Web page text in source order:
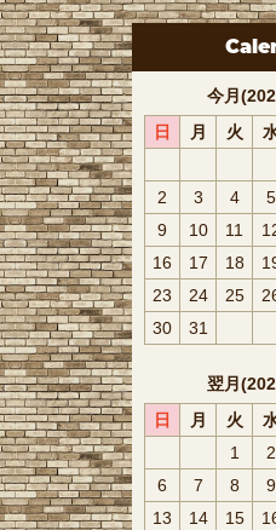
今月
日
月 火
2
3 4 5
9
10 11
16
17 18
23
24 25
30
31
翌月
日
月 火
1
2
6
7 8 9
13
14 15